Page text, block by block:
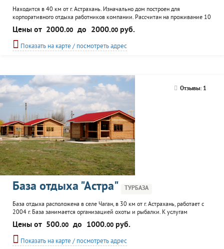
Находится в 40 км от г. Астрахань. Изначально дом построен для
корпоративного отдыха работников компании. Рассчитан на проживание 10
человек. Подходит для любителей охоты и рыбалки. Посетители могут
воспользоваться услугами столовой, настольного тенниса, аренды катера,
услугами профессионального егеря, организацией пикника. В 100 метрах от
домика расположен магазин.
Цены от 2000.00 до 2000.00 руб.
Показать на карте / посмотреть адрес
Отзывы: 1
База отдыха "Астра" ТУРБАЗА
База отдыха расположена в селе Чаган, в 30 км от г. Астрахань, работает с
2004 г. База занимается организацией охоты и рыбалки. К услугам
посетителей: столовая с банкетным залом, оборудованный пляж, бильярд,
настольный теннис, сауна, организация водных развлечений, летние
беседки для пикников (мангал и шампуры предоставляются бесплатно),
аренда лодок и услуги профессионального егеря. Действует...
Цены от 500.00 до 1000.00 руб.
Показать на карте / посмотреть адрес